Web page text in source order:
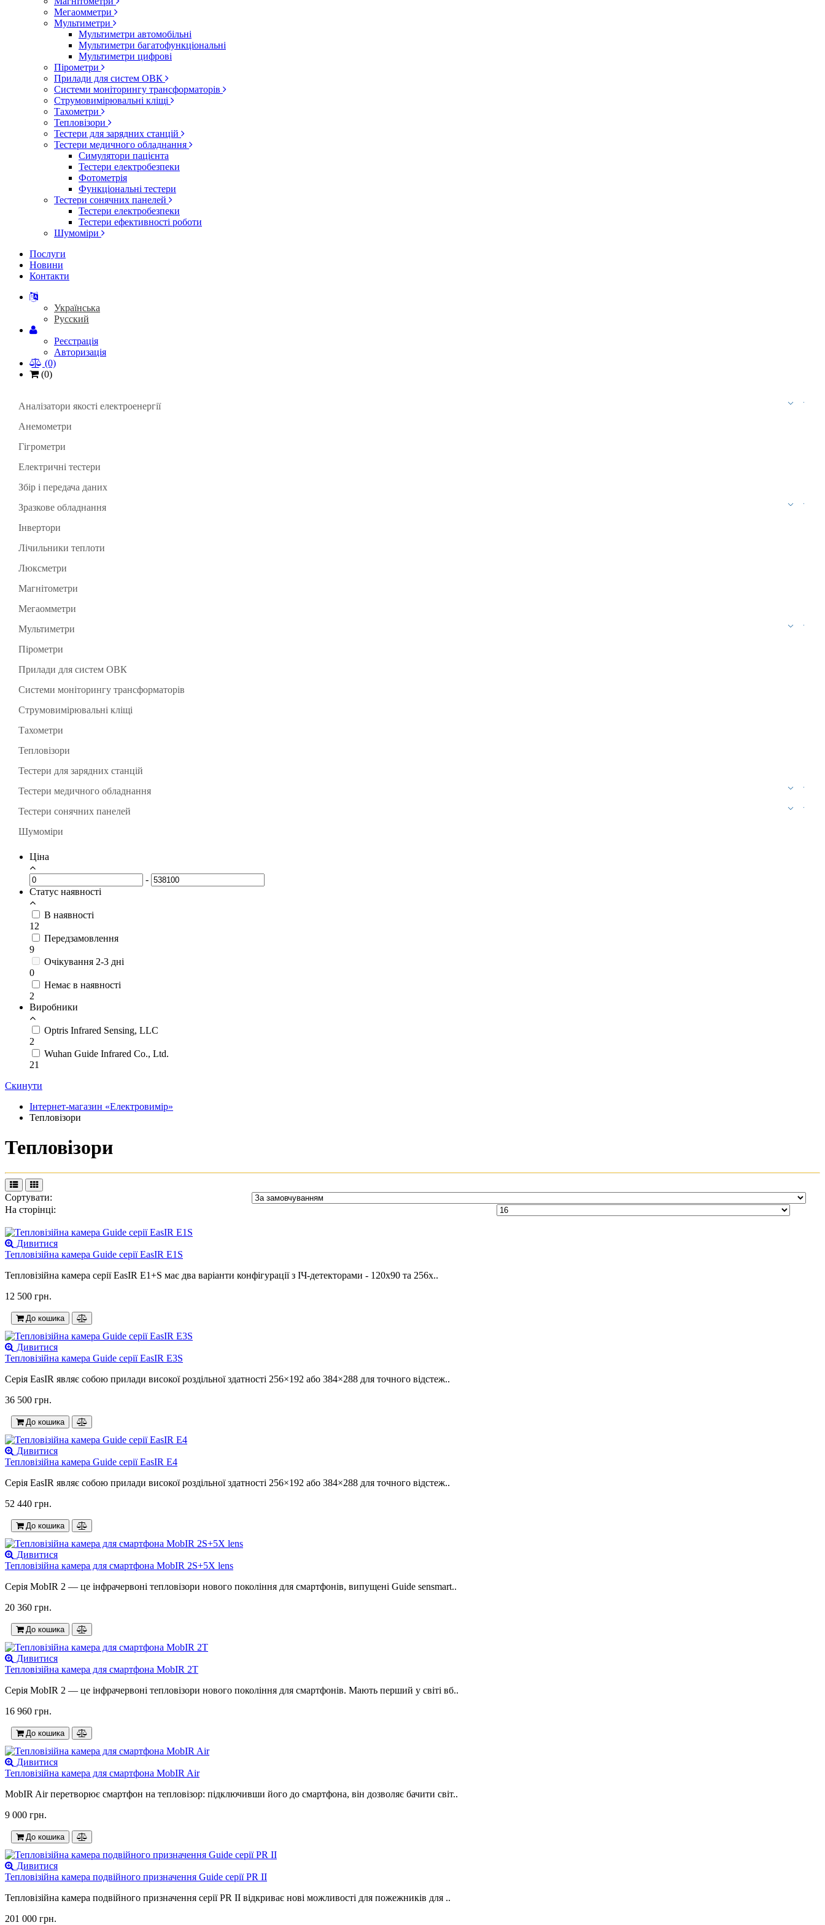
Мегаомметри
Мультиметри
Мультиметри автомобільні
Мультиметри багатофункціональні
Мультиметри цифрові
Пірометри
Прилади для систем ОВК
Системи моніторингу трансформаторів
Струмовимірювальні кліщі
Тахометри
Тепловізори
Тестери для зарядних станцій
Тестери медичного обладнання
Симулятори пацієнта
Тестери електробезпеки
Фотометрія
Функціональні тестери
Тестери сонячних панелей
Тестери електробезпеки
Тестери ефективності роботи
Шумоміри
Послуги
Новини
Контакти
Українська
Русский
Реєстрація
Авторизація
(0)
(0)
Аналізатори якості електроенергії
Портативні аналізатори
Стаціонарні аналізатори
Анемометри
Гігрометри
Електричні тестери
Збір і передача даних
Зразкове обладнання
Аксесуари
Джерела навантаження
Зразкові еталони
Повірочні системи
Інвертори
Лічильники теплоти
Люксметри
Магнітометри
Мегаомметри
Мультиметри
Мультиметри автомобільні
Мультиметри багатофункціональні
Мультиметри цифрові
Пірометри
Прилади для систем ОВК
Системи моніторингу трансформаторів
Струмовимірювальні кліщі
Тахометри
Тепловізори
Тестери для зарядних станцій
Тестери медичного обладнання
Симулятори пацієнта
Тестери електробезпеки
Фотометрія
Функціональні тестери
Тестери сонячних панелей
Тестери електробезпеки
Тестери ефективності роботи
Шумоміри
Ціна
-
Статус наявності
В наявності
12
Передзамовлення
9
Очікування 2-3 дні
0
Немає в наявності
2
Виробники
Optris Infrared Sensing, LLC
2
Wuhan Guide Infrared Co., Ltd.
21
Скинути
Інтернет-магазин «Електровимір»
Тепловізори
Тепловізори
Сортувати:
На сторінці:
Дивитися
Тепловізійна камера Guide серії EasIR E1S
Тепловізійна камера серії EasIR E1+S має два варіанти конфігурації з ІЧ-детекторами - 120x90 та 256x..
12 500 грн.
До кошика
Дивитися
Тепловізійна камера Guide серії EasIR E3S
Серія EasIR являє собою прилади високої роздільної здатності 256×192 або 384×288 для точного відстеж..
36 500 грн.
До кошика
Дивитися
Тепловізійна камера Guide серії EasIR E4
Серія EasIR являє собою прилади високої роздільної здатності 256×192 або 384×288 для точного відстеж..
52 440 грн.
До кошика
Дивитися
Тепловізійна камера для смартфона MobIR 2S+5X lens
Серія MobIR 2 — це інфрачервоні тепловізори нового покоління для смартфонів, випущені Guide sensmart..
20 360 грн.
До кошика
Дивитися
Тепловізійна камера для смартфона MobIR 2T
Серія MobIR 2 — це інфрачервоні тепловізори нового покоління для смартфонів. Мають перший у світі вб..
16 960 грн.
До кошика
Дивитися
Тепловізійна камера для смартфона MobIR Air
MobIR Air перетворює смартфон на тепловізор: підключивши його до смартфона, він дозволяє бачити світ..
9 000 грн.
До кошика
Дивитися
Тепловізійна камера подвійного призначення Guide серії PR II
Тепловізійна камера подвійного призначення серії PR II відкриває нові можливості для пожежників для ..
201 000 грн.